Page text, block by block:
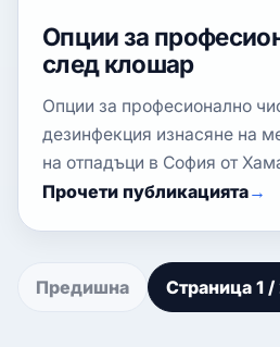
Опции за
след клошар
Опции за професионално
дезинфекция изнасяне на
на отпадъци в София от
Прочети публикацията
Предишна Страница 1 /